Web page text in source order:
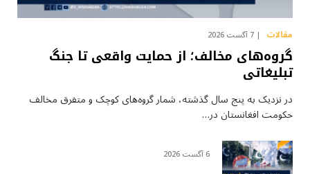
مقالات 7 آگست 2026
گروه‌های مخالف؛ از حمایت واقعی تا جنگ
تبلیغاتی
در نزدیک به پنج سال گذشته، شمار گروه‌های کوچک و متفرق مخالف
حکومت افغانستان در…
6 آگست 2026